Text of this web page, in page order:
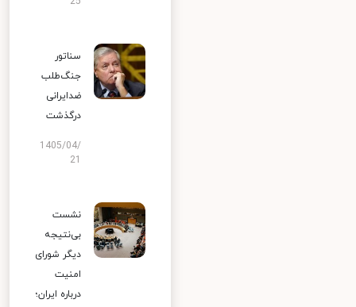
سناتور
جنگ‌طلب
ضدایرانی
درگذشت
1405/04/
نشست
بی‌نتیجه
دیگر شورای
امنیت
درباره ایران؛